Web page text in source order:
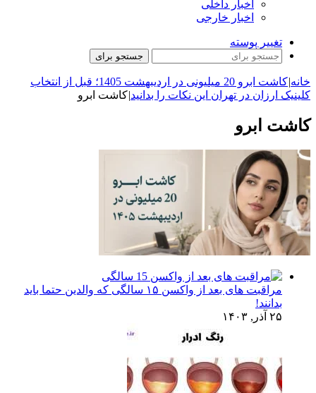
اخبار داخلی
اخبار خارجی
تغییر پوسته
جستجو برای
خانه|
کاشت ابرو 20 میلیونی در اردیبهشت 1405؛ قبل از انتخاب
کلینیک ارزان در تهران این نکات را بدانید|کاشت ابرو
کاشت ابرو
مراقبت های بعد از واکسن ۱۵ سالگی که والدین حتما باید
بدانند!
۲۵ آذر, ۱۴۰۳